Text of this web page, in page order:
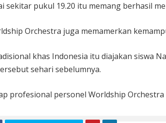
sekitar pukul 19.20 itu memang berhasil
Orchestra juga memamerkan
khas Indonesia itu diajakan siswa
sehari sebelumnya.
profesional personel Worldship